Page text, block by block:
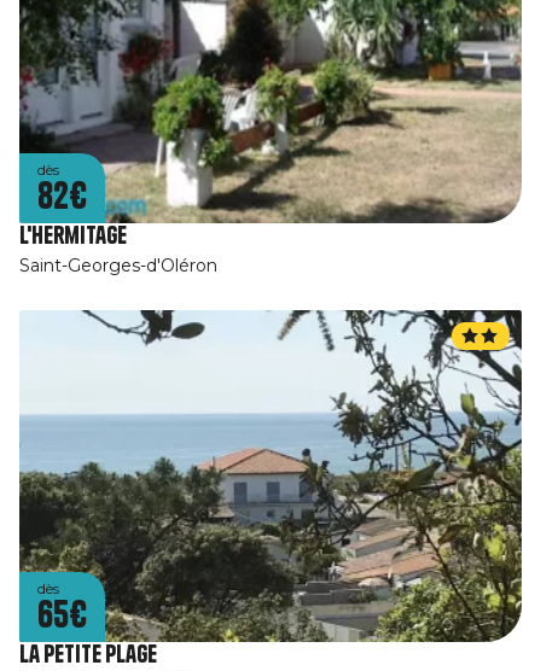
dès
82€
L'Hermitage
Saint-Georges-d'Oléron
dès
65€
La Petite Plage